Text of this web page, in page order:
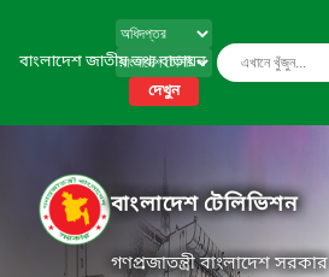
বাংলাদেশ জাতীয় তথ্য বাতায়ন
দেখুন
বাংলাদেশ টেলিভিশন
গণপ্রজাতন্ত্রী বাংলাদেশ সরকার